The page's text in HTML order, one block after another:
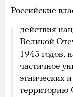
Российские
действия
Великой
1945 годов,
частичное
этнических
территорию